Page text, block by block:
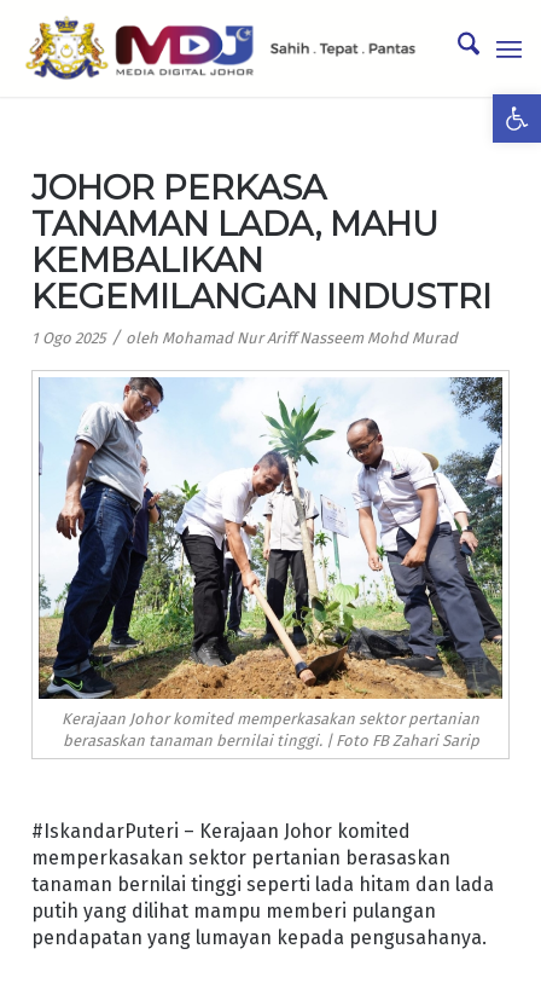
JOHOR PERKASA
TANAMAN LADA, MAHU
KEMBALIKAN
KEGEMILANGAN INDUSTRI
1 Ogo 2025 / oleh Mohamad Nur Ariff Nasseem Mohd Murad
Kerajaan Johor komited memperkasakan sektor pertanian
berasaskan tanaman bernilai tinggi. | Foto FB Zahari Sarip
#IskandarPuteri – Kerajaan Johor komited
memperkasakan sektor pertanian berasaskan
tanaman bernilai tinggi seperti lada hitam dan lada
putih yang dilihat mampu memberi pulangan
pendapatan yang lumayan kepada pengusahanya.